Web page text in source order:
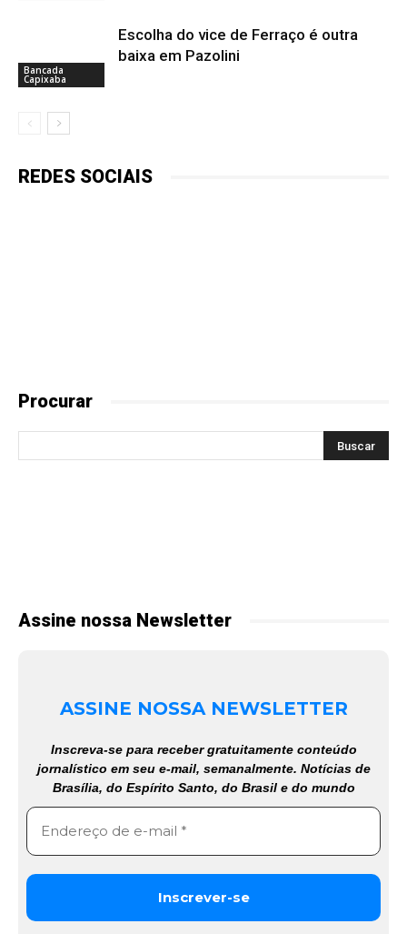
Bancada
Capixaba
Escolha do vice de Ferraço é outra
baixa em Pazolini
REDES SOCIAIS
Procurar
Assine nossa Newsletter
ASSINE NOSSA NEWSLETTER
Inscreva-se para receber gratuitamente conteúdo
jornalístico em seu e-mail, semanalmente. Notícias de
Brasília, do Espírito Santo, do Brasil e do mundo